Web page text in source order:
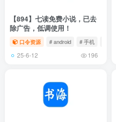
【894】七读免费小说，已去
除广告，低调使用！
口令资源 # android # 手机
25-6-12 196